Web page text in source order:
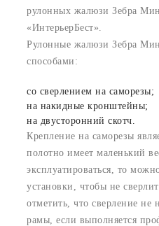
рулонных жалюзи Зебра
«ИнтерьерБест».
Рулонные жалюзи Зебра
способами:
со сверлением на саморезы;
на накидные кронштейны;
на двусторонний скотч.
Крепление на саморезы
полотно имеет маленький
эксплуатироваться, то
установки, чтобы не
отметить, что сверление не
рамы, если выполняется